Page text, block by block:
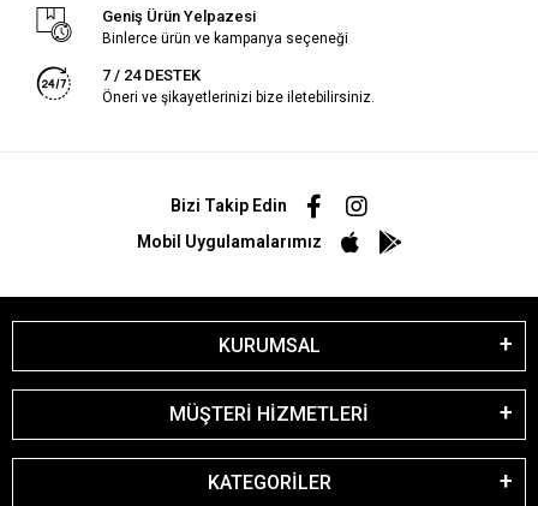
Geniş Ürün Yelpazesi
Binlerce ürün ve kampanya seçeneği
7 / 24 DESTEK
Öneri ve şikayetlerinizi bize iletebilirsiniz.
Bizi Takip Edin
Mobil Uygulamalarımız
KURUMSAL
MÜŞTERİ HİZMETLERİ
KATEGORİLER